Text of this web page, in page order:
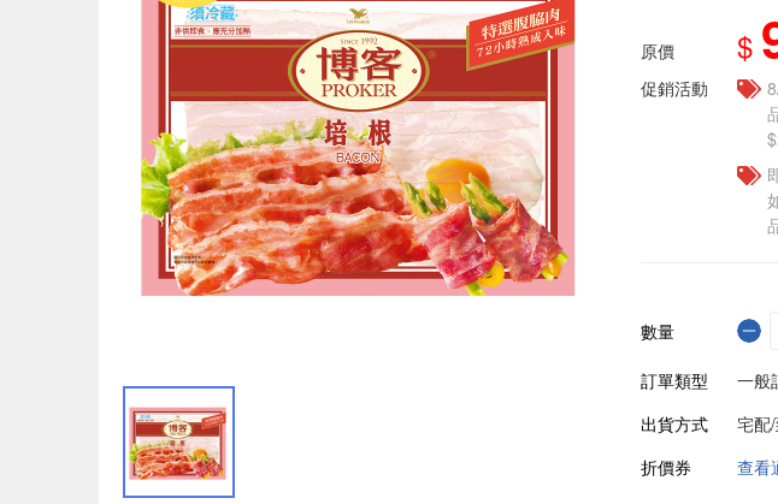
原價 $
促銷活動
數量
訂單類型
一般
出貨方式
宅配
折價券
查看